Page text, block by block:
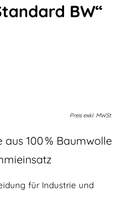
BW“
Preis exkl. MWSt.
100 % Baumwolle
für Industrie und